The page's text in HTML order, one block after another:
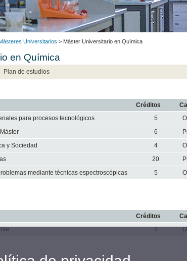
Universitarios > Máster Universitario en Química
en Química
Plan de estudios
Créditos
para procesos tecnológicos 5
6
y Sociedad 4
20
mediante técnicas espectroscópicas 5
Créditos
3